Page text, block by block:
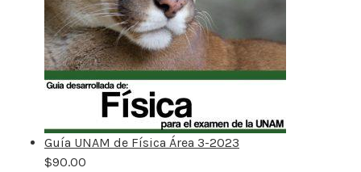
Guía UNAM de Física Área 3-2023
$90.00